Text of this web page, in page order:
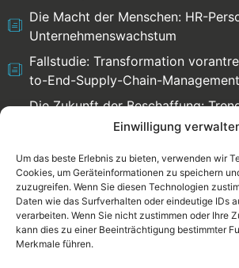
Einwilligung
Um das beste Erlebnis zu bieten, verwenden wir
Cookies, um Geräteinformationen zu speichern
zuzugreifen. Wenn Sie diesen Technologien
Daten wie das Surfverhalten oder eindeutige IDs
verarbeiten. Wenn Sie nicht zustimmen oder Ihre
kann dies zu einer Beeinträchtigung bestimmter
Merkmale führen.
Die Macht der Menschen: HR-
Unternehmenswachstum
Fallstudie: Transformation
to-End-Supply-Chain-Management
Die Zukunft der Beschaffung:
Herausforderungen
Select language:
English Deutsch